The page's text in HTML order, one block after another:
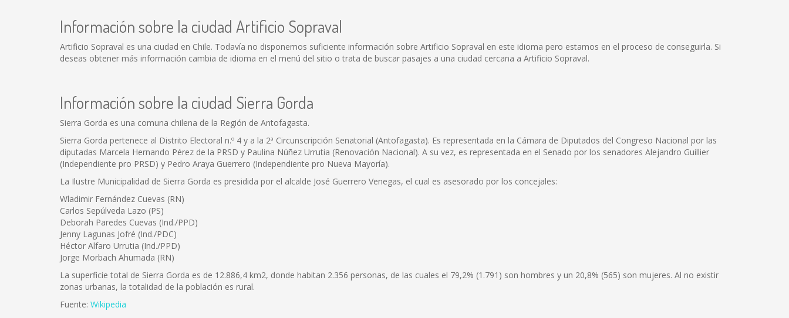
Información sobre la ciudad Artificio Sopraval
Artificio Sopraval es una ciudad en Chile. Todavía no disponemos suficiente información sobre Artificio Sopraval en este idioma pero estamos en el proceso de conseguirla. Si
deseas obtener más información cambia de idioma en el menú del sitio o trata de buscar pasajes a una ciudad cercana a Artificio Sopraval.
Información sobre la ciudad Sierra Gorda
Sierra Gorda es una comuna chilena de la Región de Antofagasta.
Sierra Gorda pertenece al Distrito Electoral n.º 4 y a la 2ª Circunscripción Senatorial (Antofagasta). Es representada en la Cámara de Diputados del Congreso Nacional por las
diputadas Marcela Hernando Pérez de la PRSD y Paulina Núñez Urrutia (Renovación Nacional). A su vez, es representada en el Senado por los senadores Alejandro Guillier
(Independiente pro PRSD) y Pedro Araya Guerrero (Independiente pro Nueva Mayoría).
La Ilustre Municipalidad de Sierra Gorda es presidida por el alcalde José Guerrero Venegas, el cual es asesorado por los concejales:
Wladimir Fernández Cuevas (RN)
Carlos Sepúlveda Lazo (PS)
Deborah Paredes Cuevas (Ind./PPD)
Jenny Lagunas Jofré (Ind./PDC)
Héctor Alfaro Urrutia (Ind./PPD)
Jorge Morbach Ahumada (RN)
La superficie total de Sierra Gorda es de 12.886,4 km2, donde habitan 2.356 personas, de las cuales el 79,2% (1.791) son hombres y un 20,8% (565) son mujeres. Al no existir
zonas urbanas, la totalidad de la población es rural.
Fuente: Wikipedia